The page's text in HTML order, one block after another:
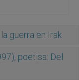
guerra en Irak
poetisa: Del